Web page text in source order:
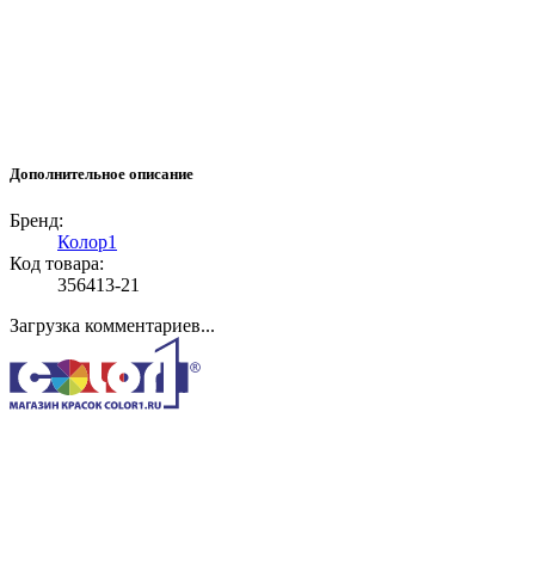
Дополнительное описание
Бренд:
Колор1
Код товара:
356413-21
Загрузка комментариев...